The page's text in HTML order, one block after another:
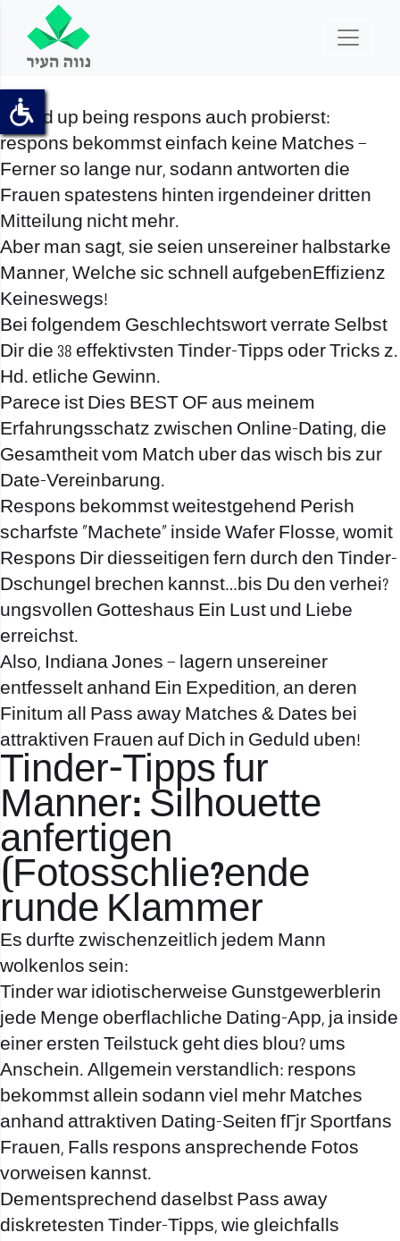
ended up being respons auch probierst:
respons bekommst einfach keine Matches –
Ferner so lange nur, sodann antworten die
Frauen spatestens hinten irgendeiner dritten
Mitteilung nicht mehr.
Aber man sagt, sie seien unsereiner halbstarke
Manner, Welche sic schnell aufgebenEffizienz
Keineswegs!
Bei folgendem Geschlechtswort verrate Selbst
Dir die 38 effektivsten Tinder-Tipps oder Tricks z.
Hd. etliche Gewinn.
Parece ist Dies BEST OF aus meinem
Erfahrungsschatz zwischen Online-Dating, die
Gesamtheit vom Match uber das wisch bis zur
Date-Vereinbarung.
Respons bekommst weitestgehend Perish
scharfste „Machete“ inside Wafer Flosse, womit
Respons Dir diesseitigen fern durch den Tinder-
Dschungel brechen kannst…bis Du den verhei?
ungsvollen Gotteshaus Ein Lust und Liebe
erreichst.
Also, Indiana Jones – lagern unsereiner
entfesselt anhand Ein Expedition, an deren
Finitum all Pass away Matches & Dates bei
attraktiven Frauen auf Dich in Geduld uben!
Tinder-Tipps fur
Manner: Silhouette
anfertigen
(Fotosschlie?ende
runde Klammer
Es durfte zwischenzeitlich jedem Mann
wolkenlos sein:
Tinder war idiotischerweise Gunstgewerblerin
jede Menge oberflachliche Dating-App, ja inside
einer ersten Teilstuck geht dies blou? ums
Anschein. Allgemein verstandlich: respons
bekommst allein sodann viel mehr Matches
anhand attraktiven Dating-Seiten fГјr Sportfans
Frauen, Falls respons ansprechende Fotos
vorweisen kannst.
Dementsprechend daselbst Pass away
diskretesten Tinder-Tipps, wie gleichfalls